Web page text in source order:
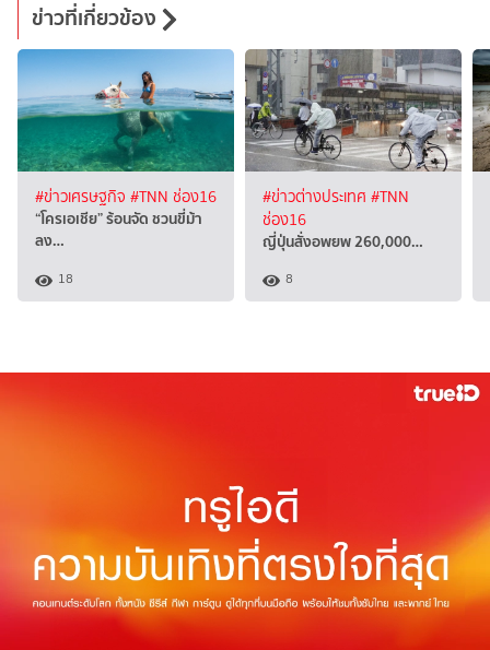
ข่าวที่เกี่ยวข้อง
#ข่าวเศรษฐกิจ #TNN ช่อง16
“โครเอเชีย” ร้อนจัด ชวนขี่ม้า
ลง…
18
#ข่าวต่างประเทศ #TNN
ช่อง16
ญี่ปุ่นสั่งอพยพ 260,000…
8